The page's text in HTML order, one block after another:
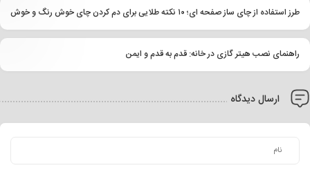
طرز استفاده از چای ساز صفحه ای؛ ۱۰ نکته طلایی برای دم کردن چای خوش رنگ و خوش طعم
راهنمای نصب هیتر گازی در خانه: قدم‌ به‌ قدم و ایمن
ارسال دیدگاه